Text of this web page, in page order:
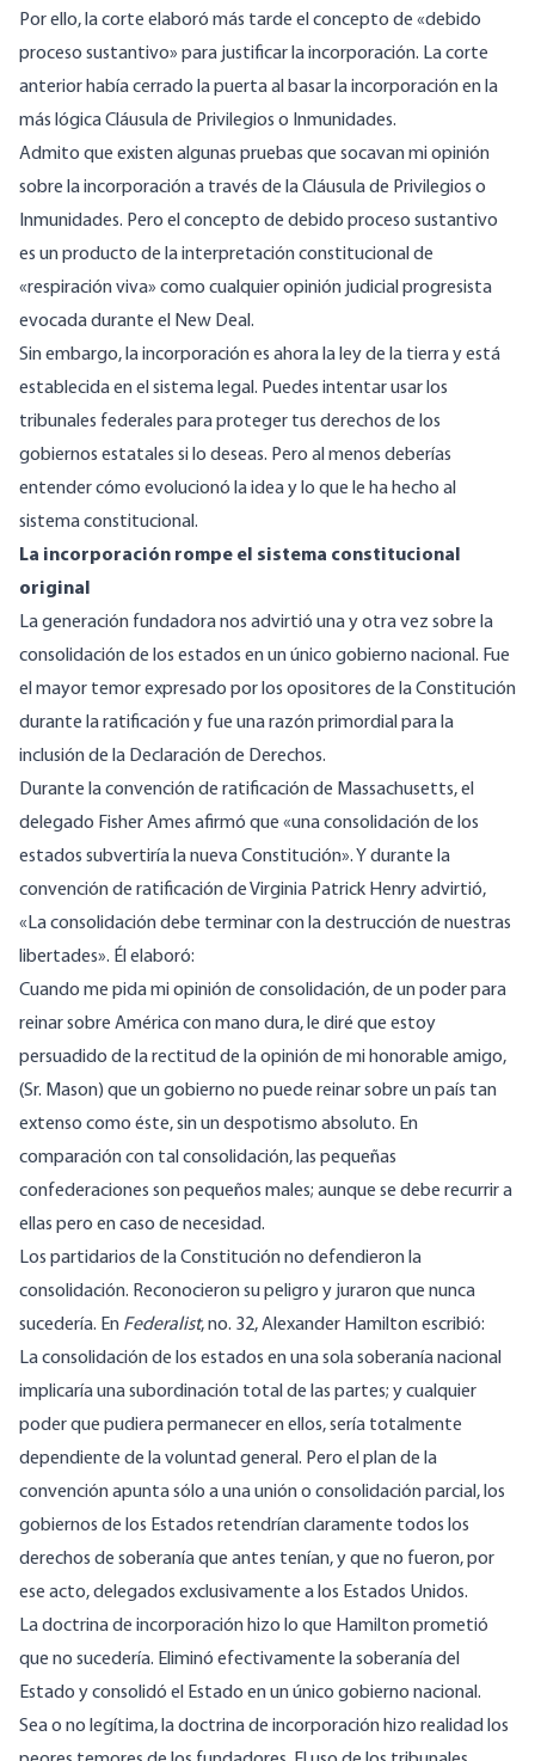
Por ello, la corte elaboró más tarde el concepto de «debido
proceso sustantivo» para justificar la incorporación. La corte
anterior había cerrado la puerta al basar la incorporación en la
más lógica Cláusula de Privilegios o Inmunidades.
Admito que existen algunas pruebas que socavan mi opinión
sobre la incorporación a través de la Cláusula de Privilegios o
Inmunidades. Pero el concepto de debido proceso sustantivo
es un producto de la interpretación constitucional de
«respiración viva» como cualquier opinión judicial progresista
evocada durante el New Deal.
Sin embargo, la incorporación es ahora la ley de la tierra y está
establecida en el sistema legal. Puedes intentar usar los
tribunales federales para proteger tus derechos de los
gobiernos estatales si lo deseas. Pero al menos deberías
entender cómo evolucionó la idea y lo que le ha hecho al
sistema constitucional.
La incorporación rompe el sistema constitucional
original
La generación fundadora nos advirtió una y otra vez sobre la
consolidación de los estados en un único gobierno nacional. Fue
el mayor temor expresado por los opositores de la Constitución
durante la ratificación y fue una razón primordial para la
inclusión de la Declaración de Derechos.
Durante la convención de ratificación de Massachusetts, el
delegado Fisher Ames afirmó que «una consolidación de los
estados subvertiría la nueva Constitución». Y durante la
convención de ratificación de Virginia Patrick Henry advirtió,
«La consolidación debe terminar con la destrucción de nuestras
libertades». Él elaboró:
Cuando me pida mi opinión de consolidación, de un poder para
reinar sobre América con mano dura, le diré que estoy
persuadido de la rectitud de la opinión de mi honorable amigo,
(Sr. Mason) que un gobierno no puede reinar sobre un país tan
extenso como éste, sin un despotismo absoluto. En
comparación con tal consolidación, las pequeñas
confederaciones son pequeños males; aunque se debe recurrir a
ellas pero en caso de necesidad.
Los partidarios de la Constitución no defendieron la
consolidación. Reconocieron su peligro y juraron que nunca
sucedería. En Federalist, no. 32, Alexander Hamilton escribió:
La consolidación de los estados en una sola soberanía nacional
implicaría una subordinación total de las partes; y cualquier
poder que pudiera permanecer en ellos, sería totalmente
dependiente de la voluntad general. Pero el plan de la
convención apunta sólo a una unión o consolidación parcial, los
gobiernos de los Estados retendrían claramente todos los
derechos de soberanía que antes tenían, y que no fueron, por
ese acto, delegados exclusivamente a los Estados Unidos.
La doctrina de incorporación hizo lo que Hamilton prometió
que no sucedería. Eliminó efectivamente la soberanía del
Estado y consolidó el Estado en un único gobierno nacional.
Sea o no legítima, la doctrina de incorporación hizo realidad los